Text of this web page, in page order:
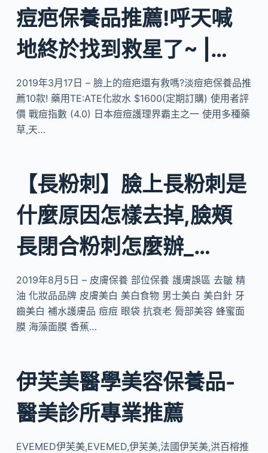
痘疤保養品推薦!呼天喊
地終於找到救星了~ |…
2019年3月17日 – 臉上的痘疤還有救嗎?淡痘疤保養品推
薦10款! 藥用TE:ATE化妝水 $1600(定期訂購) 使用者評
價 戰痘指數 (4.0) 日本痘痘護理界霸主之一 使用多種藥
草,天…
【長粉刺】臉上長粉刺是
什麼原因怎樣去掉,臉頰
長閉合粉刺怎麼辦_…
2019年8月5日 – 皮膚保養 部位保養 護膚誤區 去皺 精
油 化妝品品牌 皮膚美白 美白食物 男士美白 美白針 牙
齒美白 補水護膚品 痘痘 眼袋 抗衰老 脣部美容 蜂蜜面
膜 海藻面膜 香蕉…
伊芙美醫學美容保養品-
醫美診所專業推薦
EVEMED伊芙美,EVEMED,伊芙美,法國伊芙美,洪百榕推